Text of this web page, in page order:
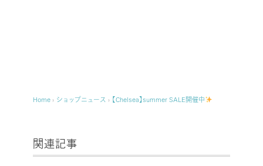
Home › ショップニュース › 【Chelsea】summer SALE開催中
関連記事